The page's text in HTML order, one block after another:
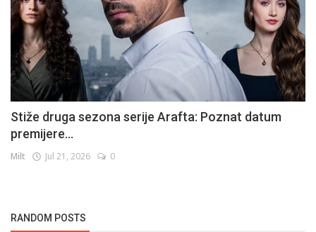
Stiže druga sezona serije Arafta: Poznat datum
premijere...
Milt Jul 21, 2026 0
RANDOM POSTS